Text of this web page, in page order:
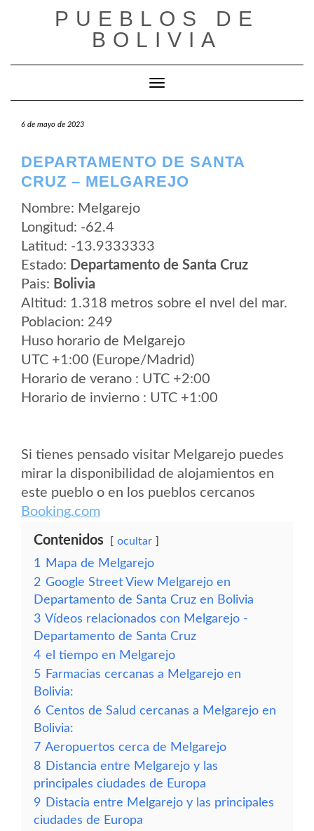
PUEBLOS DE
BOLIVIA
Cambiar modo de navegación
6 de mayo de 2023
DEPARTAMENTO DE SANTA
CRUZ – MELGAREJO
Nombre: Melgarejo
Longitud: -62.4
Latitud: -13.9333333
Estado: Departamento de Santa Cruz
Pais: Bolivia
Altitud: 1.318 metros sobre el nvel del mar.
Poblacion: 249
Huso horario de Melgarejo
UTC +1:00 (Europe/Madrid)
Horario de verano : UTC +2:00
Horario de invierno : UTC +1:00
Si tienes pensado visitar Melgarejo puedes
mirar la disponibilidad de alojamientos en
este pueblo o en los pueblos cercanos
Booking.com
Contenidos ocultar
1
Mapa de Melgarejo
2 Google Street View Melgarejo en
Departamento de Santa Cruz en Bolivia
3 Vídeos relacionados con Melgarejo -
Departamento de Santa Cruz
4 el tiempo en Melgarejo
5 Farmacias cercanas a Melgarejo en
Bolivia:
6 Centos de Salud cercanas a Melgarejo en
Bolivia:
7 Aeropuertos cerca de Melgarejo
8 Distancia entre Melgarejo y las
principales ciudades de Europa
9 Distacia entre Melgarejo y las principales
ciudades de Europa